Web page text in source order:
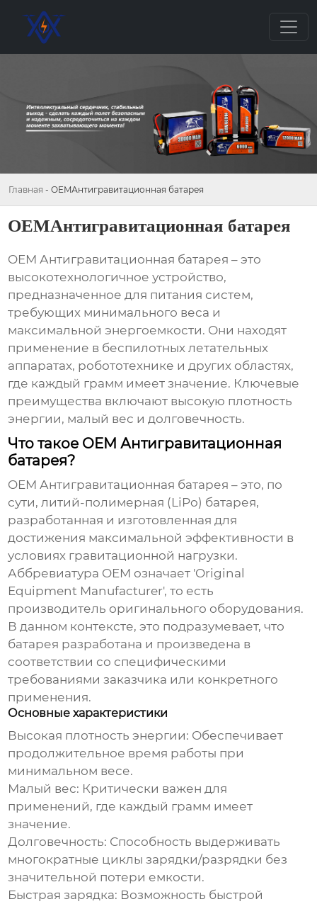
Главная - OEMАнтигравитационная батарея
OEMАнтигравитационная батарея
OEM Антигравитационная батарея – это
высокотехнологичное устройство,
предназначенное для питания систем,
требующих минимального веса и
максимальной энергоемкости. Они находят
применение в беспилотных летательных
аппаратах, робототехнике и других областях,
где каждый грамм имеет значение. Ключевые
преимущества включают высокую плотность
энергии, малый вес и долговечность.
Что такое OEM Антигравитационная
батарея?
OEM Антигравитационная батарея – это, по
сути, литий-полимерная (LiPo) батарея,
разработанная и изготовленная для
достижения максимальной эффективности в
условиях гравитационной нагрузки.
Аббревиатура OEM означает 'Original
Equipment Manufacturer', то есть
производитель оригинального оборудования.
В данном контексте, это подразумевает, что
батарея разработана и произведена в
соответствии со специфическими
требованиями заказчика или конкретного
применения.
Основные характеристики
Высокая плотность энергии: Обеспечивает
продолжительное время работы при
минимальном весе.
Малый вес: Критически важен для
применений, где каждый грамм имеет
значение.
Долговечность: Способность выдерживать
многократные циклы зарядки/разрядки без
значительной потери емкости.
Быстрая зарядка: Возможность быстрой